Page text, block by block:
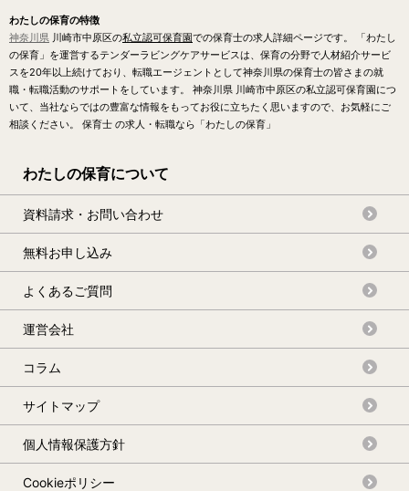
わたしの保育の特徴
神奈川県 川崎市中原区の私立認可保育園での保育士の求人詳細ページです。 「わたし
の保育」を運営するテンダーラビングケアサービスは、保育の分野で人材紹介サービ
スを20年以上続けており、転職エージェントとして神奈川県の保育士の皆さまの就
職・転職活動のサポートをしています。 神奈川県 川崎市中原区の私立認可保育園につ
いて、当社ならではの豊富な情報をもってお役に立ちたく思いますので、お気軽にご
相談ください。 保育士 の求人・転職なら「わたしの保育」
わたしの保育について
資料請求・お問い合わせ
無料お申し込み
よくあるご質問
運営会社
コラム
サイトマップ
個人情報保護方針
Cookieポリシー